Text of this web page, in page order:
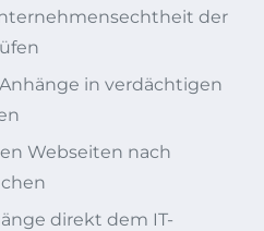
der
in verdächtigen
Webseiten nach
direkt dem IT-